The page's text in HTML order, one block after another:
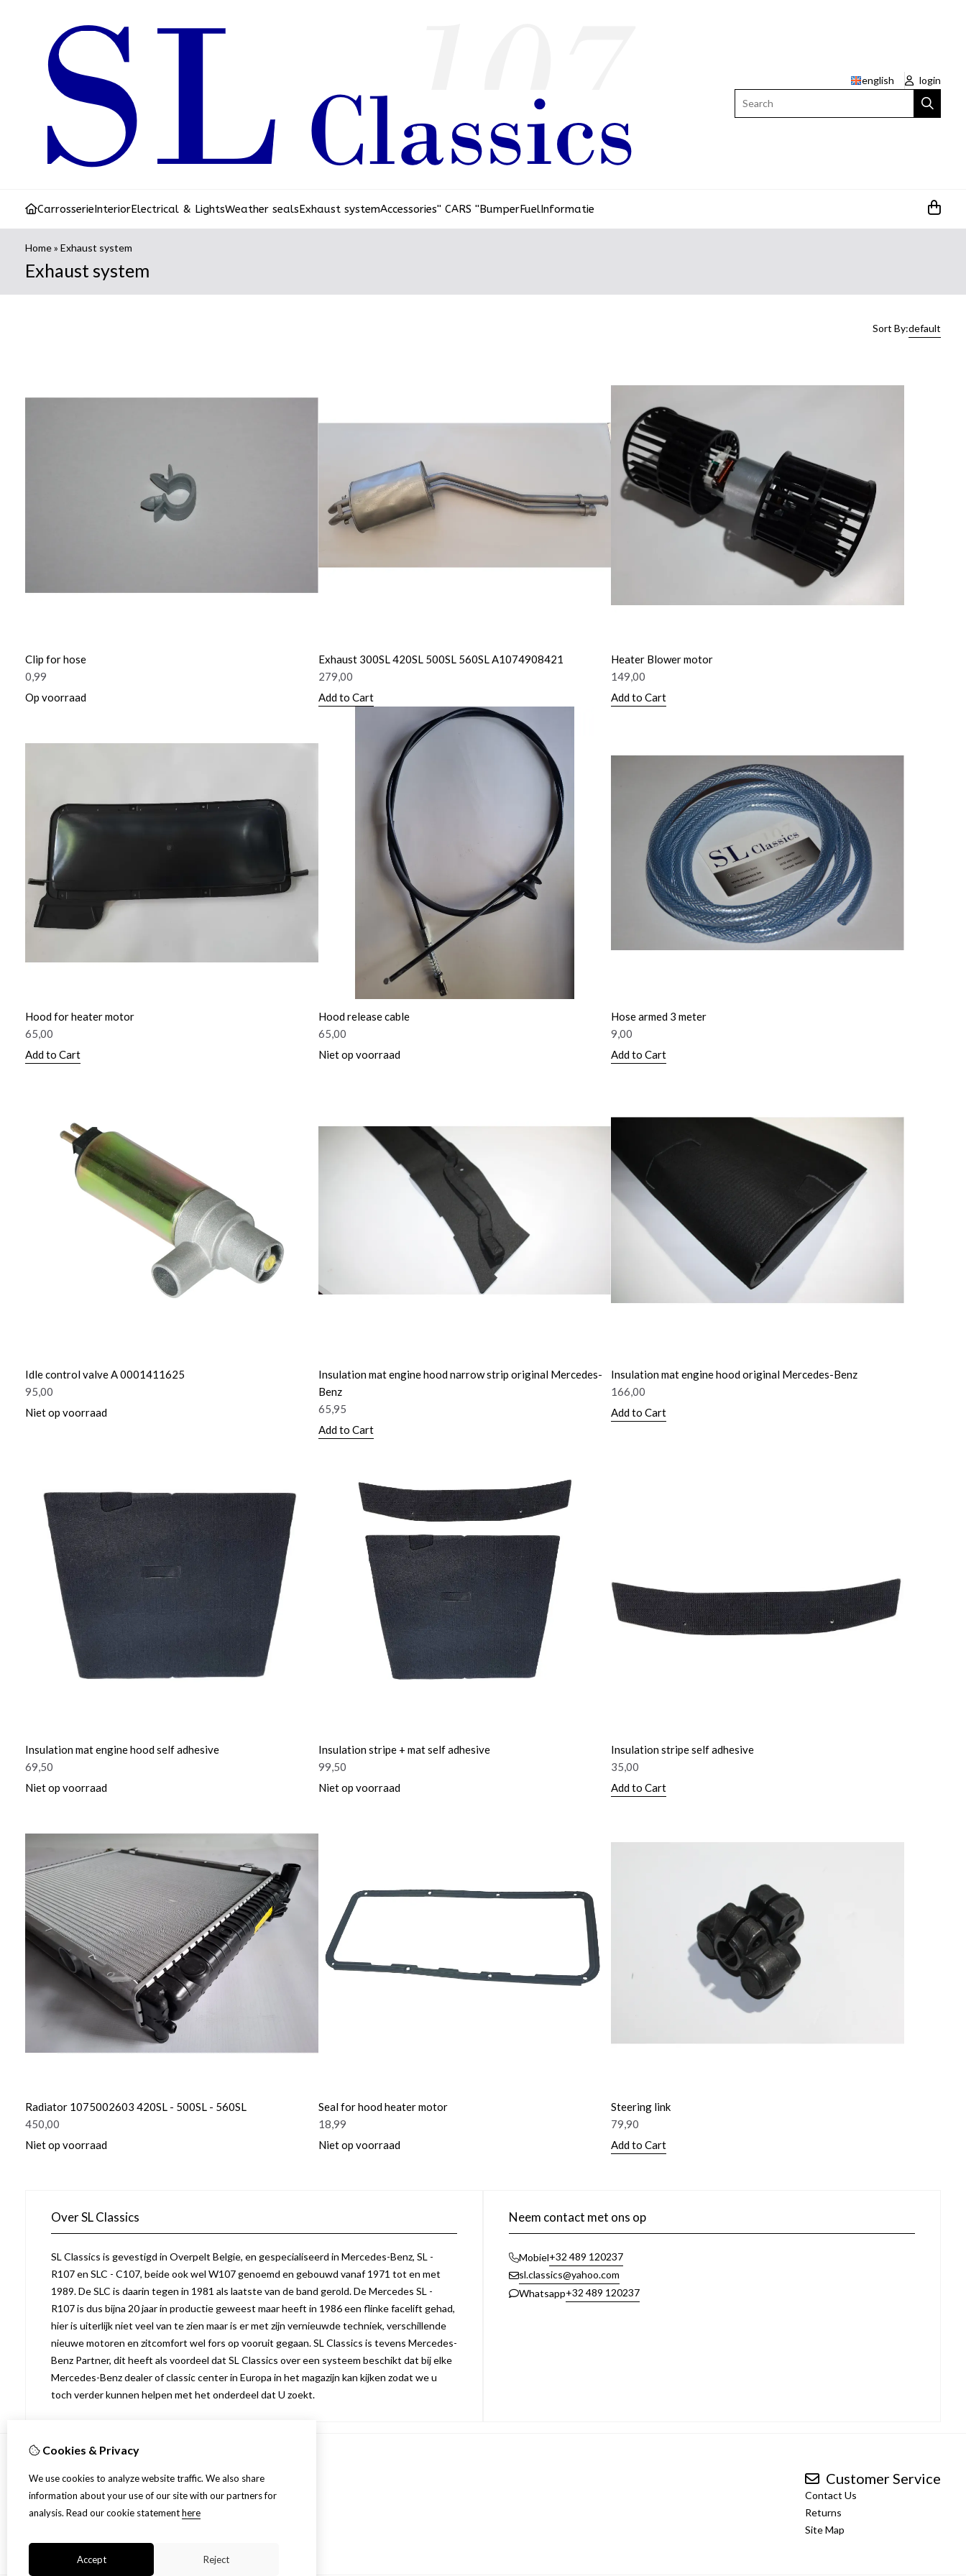
english
login
CarrosserieInteriorElectrical & LightsWeather sealsExhaust systemAccessories'' CARS ''BumperFuelInformatie
Home» Exhaust system
Exhaust system
Sort By:default
Clip for hose
0,99
Op voorraad
Exhaust 300SL 420SL 500SL 560SL A1074908421
279,00
Add to Cart
Heater Blower motor
149,00
Add to Cart
Hood for heater motor
65,00
Add to Cart
Hood release cable
65,00
Niet op voorraad
Hose armed 3 meter
9,00
Add to Cart
Idle control valve A 0001411625
95,00
Niet op voorraad
Insulation mat engine hood narrow strip original Mercedes-
Benz
65,95
Add to Cart
Insulation mat engine hood original Mercedes-Benz
166,00
Add to Cart
Insulation mat engine hood self adhesive
69,50
Niet op voorraad
Insulation stripe + mat self adhesive
99,50
Niet op voorraad
Insulation stripe self adhesive
35,00
Add to Cart
Radiator 1075002603 420SL - 500SL - 560SL
450,00
Niet op voorraad
Seal for hood heater motor
18,99
Niet op voorraad
Steering link
79,90
Add to Cart
Over SL Classics
SL Classics is gevestigd in Overpelt Belgie, en gespecialiseerd in Mercedes-Benz, SL -
R107 en SLC - C107, beide ook wel W107 genoemd en gebouwd vanaf 1971 tot en met
1989. De SLC is daarin tegen in 1981 als laatste van de band gerold. De Mercedes SL -
R107 is dus bijna 20 jaar in productie geweest maar heeft in 1986 een flinke facelift gehad,
hier is uiterlijk niet veel van te zien maar is er met zijn vernieuwde techniek, verschillende
nieuwe motoren en zitcomfort wel fors op vooruit gegaan. SL Classics is tevens Mercedes-
Benz Partner, dit heeft als voordeel dat SL Classics over een systeem beschikt dat bij elke
Mercedes-Benz dealer of classic center in Europa in het magazijn kan kijken zodat we u
toch verder kunnen helpen met het onderdeel dat U zoekt.
Neem contact met ons op
Mobiel+32 489 120237
sl.classics@yahoo.com
Whatsapp+32 489 120237
My Account
Inloggen
Order History
Customer Service
Contact Us
Returns
Site Map
Cookies & Privacy
We use cookies to analyze website traffic. We also share
information about your use of our site with our partners for
analysis. Read our cookie statementhere
Accept Reject